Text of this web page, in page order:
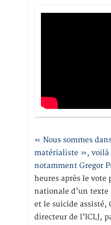
« Nous sommes
matérialiste », voilà
notamment Gregor
heures après le vote
nationale d’un
et le suicide assisté,
directeur de l’ICLJ,